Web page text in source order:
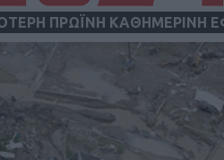
ΠΡΩΪΝΗ ΚΑΘΗΜΕΡΙΝΗ
ΝΕΟΣ